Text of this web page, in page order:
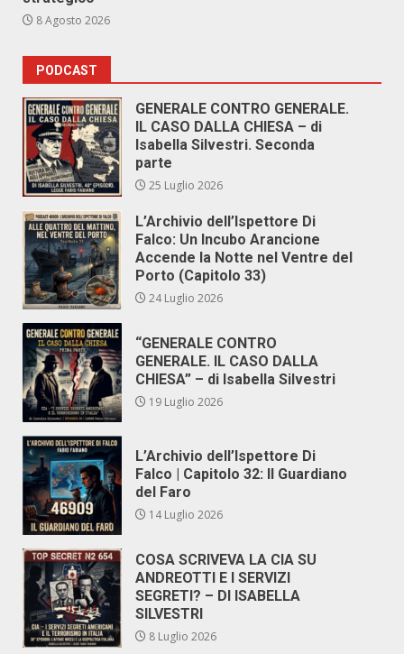
8 Agosto 2026
PODCAST
GENERALE CONTRO GENERALE.
IL CASO DALLA CHIESA – di
Isabella Silvestri. Seconda
parte
25 Luglio 2026
L’Archivio dell’Ispettore Di
Falco: Un Incubo Arancione
Accende la Notte nel Ventre del
Porto (Capitolo 33)
24 Luglio 2026
“GENERALE CONTRO
GENERALE. IL CASO DALLA
CHIESA” – di Isabella Silvestri
19 Luglio 2026
L’Archivio dell’Ispettore Di
Falco | Capitolo 32: Il Guardiano
del Faro
14 Luglio 2026
COSA SCRIVEVA LA CIA SU
ANDREOTTI E I SERVIZI
SEGRETI? – DI ISABELLA
SILVESTRI
8 Luglio 2026